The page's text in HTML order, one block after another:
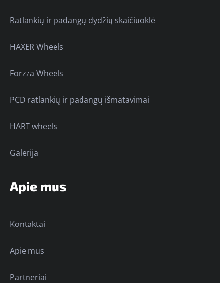
Ratlankių ir padangų dydžių skaičiuoklė
HAXER Wheels
Forzza Wheels
PCD ratlankių ir padangų išmatavimai
HART wheels
Galerija
Apie mus
Kontaktai
Apie mus
Partneriai